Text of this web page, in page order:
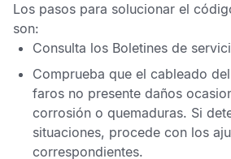
Los pasos para solucionar el
son:
Consulta los Boletines de
Comprueba que el cableado
faros no presente daños
corrosión o quemaduras. Si
situaciones, procede con los
correspondientes.